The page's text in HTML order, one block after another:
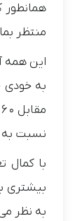
همانطور
منتظر
این همه
نسبت به
با کمال
بیشتری
به نظر